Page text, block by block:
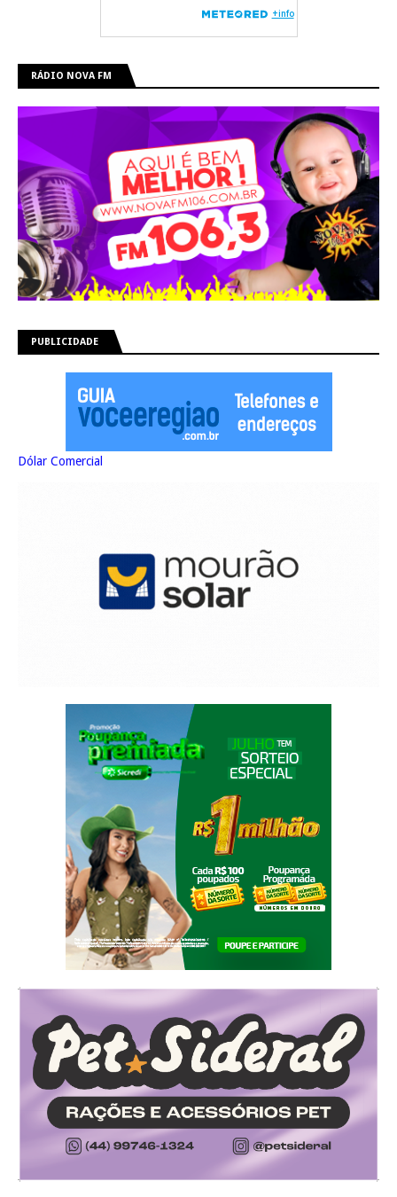
RÁDIO NOVA FM
PUBLICIDADE
Dólar Comercial